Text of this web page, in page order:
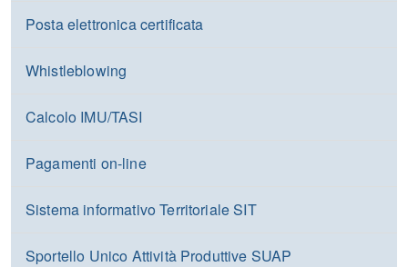
Posta elettronica certificata
Whistleblowing
Calcolo IMU/TASI
Pagamenti on-line
Sistema informativo Territoriale SIT
Sportello Unico Attività Produttive SUAP